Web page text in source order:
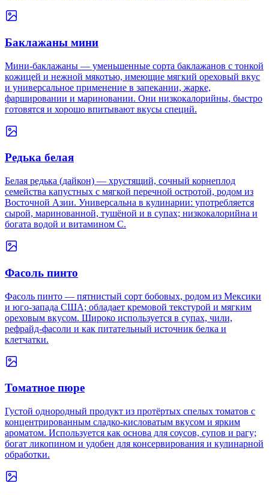
Баклажаны мини
Мини-баклажаны — уменьшенные сорта баклажанов с тонкой
кожицей и нежной мякотью, имеющие мягкий ореховый вкус
и универсальное применение в запекании, жарке,
фаршировании и мариновании. Они низкокалорийны, быстро
готовятся и хорошо впитывают вкусы специй.
Редька белая
Белая редька (дайкон) — хрустящий, сочный корнеплод
семейства капустных с мягкой перечной остротой, родом из
Восточной Азии. Универсальна в кулинарии: употребляется
сырой, маринованной, тушёной и в супах; низкокалорийна и
богата водой и витамином С.
Фасоль пинто
Фасоль пинто — пятнистый сорт бобовых, родом из Мексики
и юго-запада США; обладает кремовой текстурой и мягким
ореховым вкусом. Широко используется в супах, чили,
рефрайд-фасоли и как питательный источник белка и
клетчатки.
Томатное пюре
Густой однородный продукт из протёртых спелых томатов с
концентрированным сладко-кисловатым вкусом и ярким
ароматом. Используется как основа для соусов, супов и рагу;
богат ликопином и удобен для консервирования и кулинарной
обработки.